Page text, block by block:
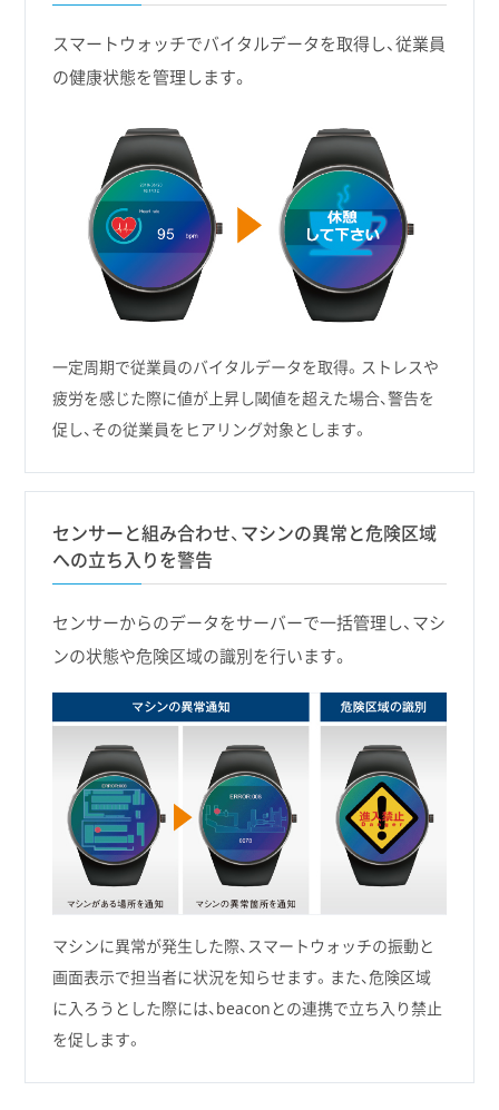
スマートウォッチでバイタルデータを取得し、従業員
の健康状態を管理します。
一定周期で従業員のバイタルデータを取得。ストレスや
疲労を感じた際に値が上昇し閾値を超えた場合、警告を
促し、その従業員をヒアリング対象とします。
センサーと組み合わせ、マシンの異常と危険区域
への立ち入りを警告
センサーからのデータをサーバーで一括管理し、マシ
ンの状態や危険区域の識別を行います。
マシンに異常が発生した際、スマートウォッチの振動と
画面表示で担当者に状況を知らせます。また、危険区域
に入ろうとした際には、beaconとの連携で立ち入り禁止
を促します。